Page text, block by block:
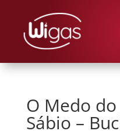
O Medo
Sábio –